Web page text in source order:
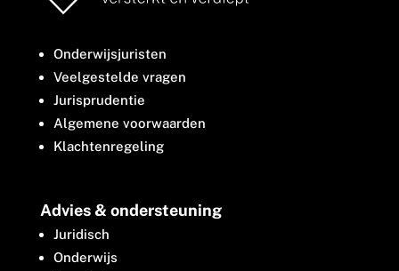
Onderwijsjuristen
Veelgestelde vragen
Jurisprudentie
Algemene voorwaarden
Klachtenregeling
Advies & ondersteuning
Juridisch
Onderwijs